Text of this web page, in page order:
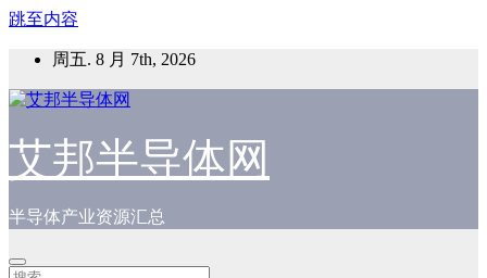
跳至内容
周五. 8 月 7th, 2026
艾邦半导体网
半导体产业资源汇总